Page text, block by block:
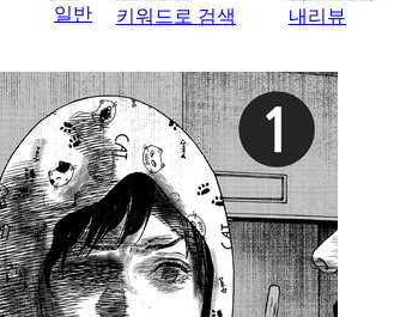
일반
키워드로 검색
내리뷰